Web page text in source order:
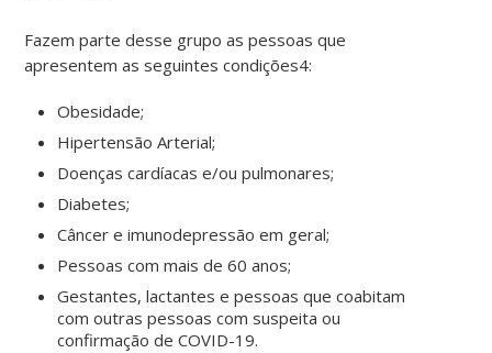
Fazem parte desse grupo as pessoas que
apresentem as seguintes condições4:
Obesidade;
Hipertensão Arterial;
Doenças cardíacas e/ou pulmonares;
Diabetes;
Câncer e imunodepressão em geral;
Pessoas com mais de 60 anos;
Gestantes, lactantes e pessoas que coabitam
com outras pessoas com suspeita ou
confirmação de COVID-19.